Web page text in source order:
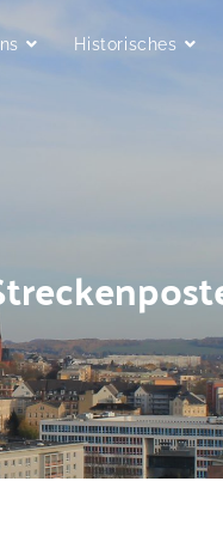
Historisches